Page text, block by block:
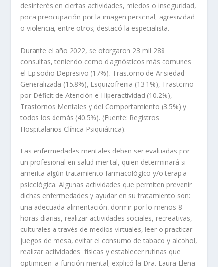
desinterés en ciertas actividades, miedos o inseguridad,
poca preocupación por la imagen personal, agresividad
o violencia, entre otros; destacó la especialista.
Durante el año 2022, se otorgaron 23 mil 288
consultas, teniendo como diagnósticos más comunes
el Episodio Depresivo (17%), Trastorno de Ansiedad
Generalizada (15.8%), Esquizofrenia (13.1%), Trastorno
por Déficit de Atención e Hiperactividad (10.2%),
Trastornos Mentales y del Comportamiento (3.5%) y
todos los demás (40.5%). (Fuente: Registros
Hospitalarios Clínica Psiquiátrica).
Las enfermedades mentales deben ser evaluadas por
un profesional en salud mental, quien determinará si
amerita algún tratamiento farmacológico y/o terapia
psicológica. Algunas actividades que permiten prevenir
dichas enfermedades y ayudar en su tratamiento son:
una adecuada alimentación, dormir por lo menos 8
horas diarias, realizar actividades sociales, recreativas,
culturales a través de medios virtuales, leer o practicar
juegos de mesa, evitar el consumo de tabaco y alcohol,
realizar actividades físicas y establecer rutinas que
optimicen la función mental, explicó la Dra. Laura Elena